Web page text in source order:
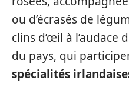
ou d’écrasés de
clins d’œil à l’audace
du pays, qui
spécialités